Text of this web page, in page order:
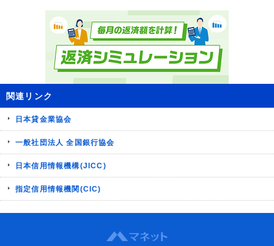
関連リンク
日本貸金業協会
一般社団法人 全国銀行協会
日本信用情報機構(JICC)
指定信用情報機関(CIC)